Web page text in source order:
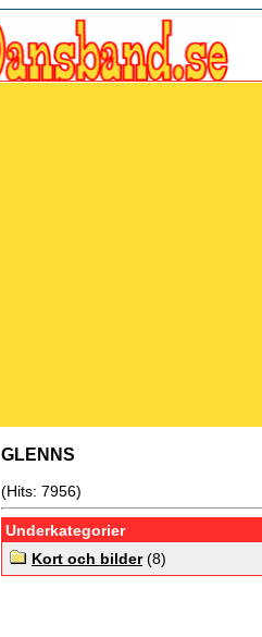
GLENNS
(Hits: 7956)
Underkategorier
Kort och bilder(8)